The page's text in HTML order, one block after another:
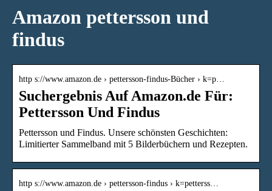
Amazon pettersson und
findus
http s://www.amazon.de › pettersson-findus-Bücher › k=p…
Suchergebnis Auf Amazon.de Für:
Pettersson Und Findus
Pettersson und Findus. Unsere schönsten Geschichten:
Limitierter Sammelband mit 5 Bilderbüchern und Rezepten.
http s://www.amazon.de › pettersson-findus › k=petterss…